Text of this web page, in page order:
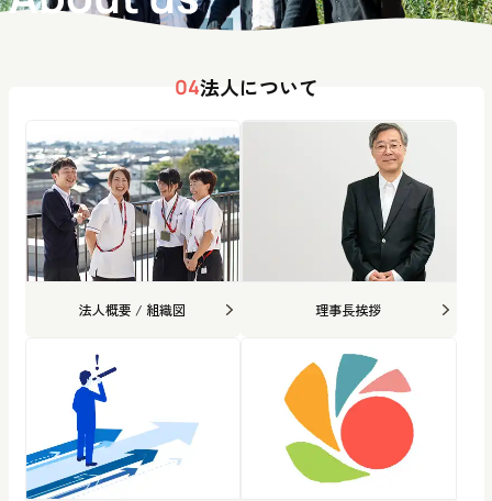
04法人について
法人概要 / 組織図 理事長挨拶